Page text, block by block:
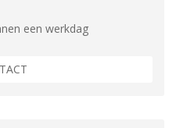
een werkdag